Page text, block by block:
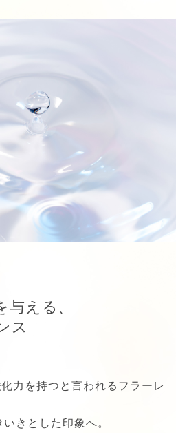
える、
ス
力を持つと言われるフラーレ
きとした印象へ。